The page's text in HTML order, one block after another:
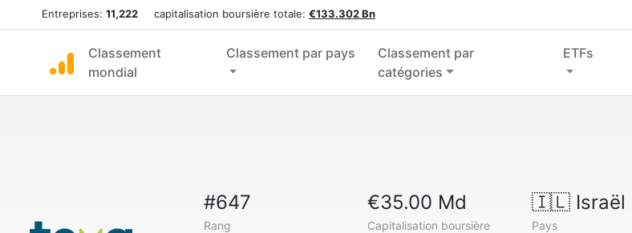
Entreprises: 11,222 capitalisation boursière totale: €133.302 Bn
Classement
mondial
Classement par pays
Classement par
catégories
ETFs
#647
Rang
€35.00 Md
Capitalisation boursière
🇮🇱Israël
Pays